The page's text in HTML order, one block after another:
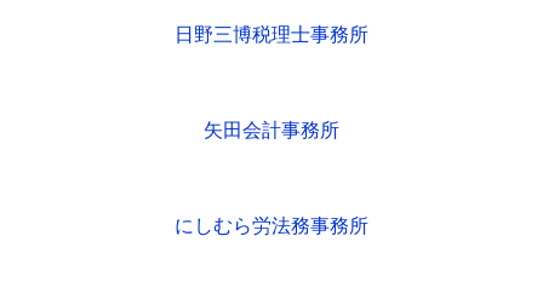
日野三博税理士事務所
矢田会計事務所
にしむら労法務事務所